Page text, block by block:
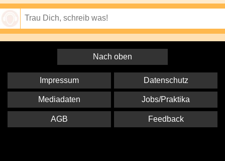
Nach oben
Impressum Datenschutz
Mediadaten Jobs/Praktika
AGB Feedback